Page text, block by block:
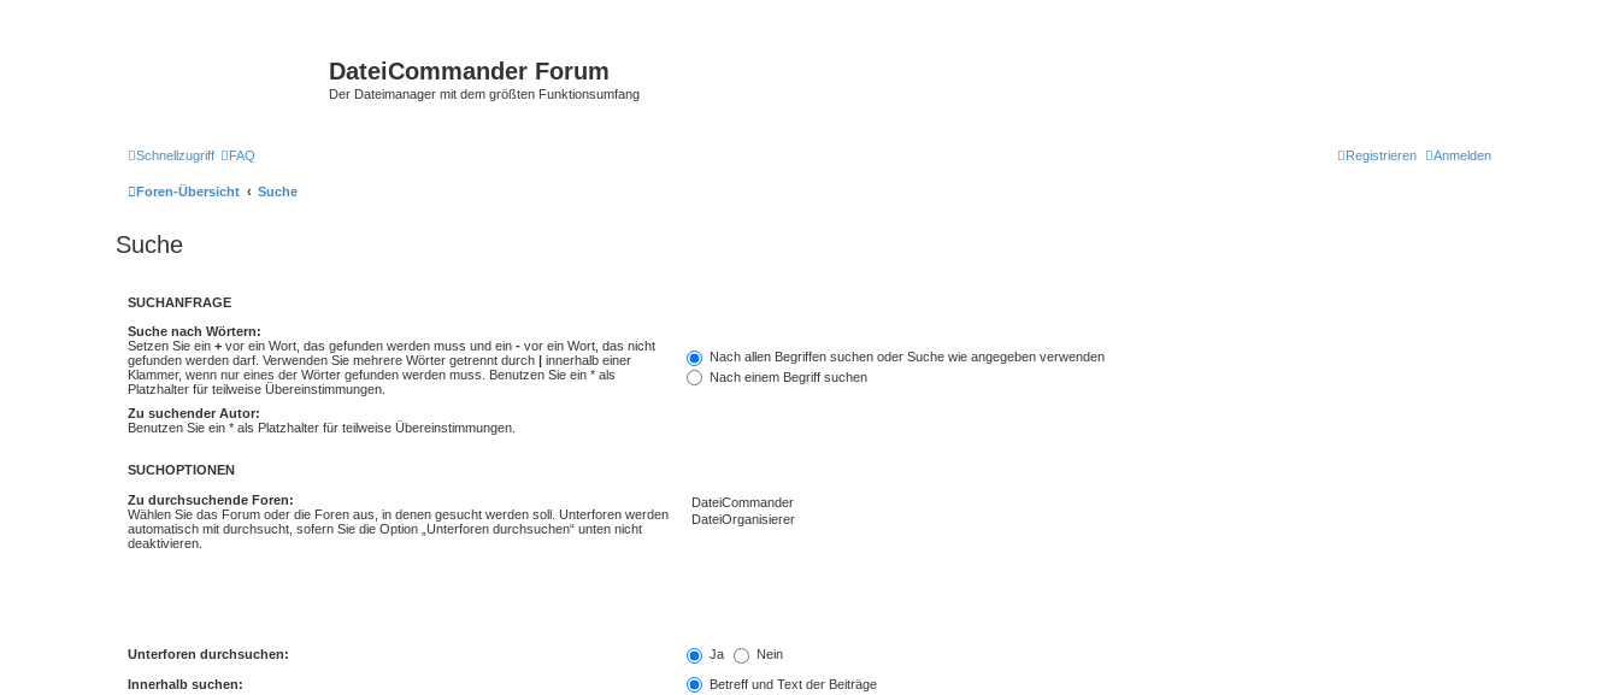
DateiCommander Forum
Der Dateimanager mit dem größten Funktionsumfang
Schnellzugriff FAQ Anmelden
Registrieren
Foren-Übersicht Suche
Suche
SUCHANFRAGE
Suche nach Wörtern:
Setzen Sie ein + vor ein Wort, das gefunden werden muss und ein - vor ein Wort, das nicht
gefunden werden darf. Verwenden Sie mehrere Wörter getrennt durch | innerhalb einer
Klammer, wenn nur eines der Wörter gefunden werden muss. Benutzen Sie ein * als
Platzhalter für teilweise Übereinstimmungen.
Nach allen Begriffen suchen oder Suche wie angegeben verwenden
Nach einem Begriff suchen
Zu suchender Autor:
Benutzen Sie ein * als Platzhalter für teilweise Übereinstimmungen.
SUCHOPTIONEN
Zu durchsuchende Foren:
Wählen Sie das Forum oder die Foren aus, in denen gesucht werden soll. Unterforen werden
automatisch mit durchsucht, sofern Sie die Option „Unterforen durchsuchen“ unten nicht
deaktivieren.
Unterforen durchsuchen: Ja Nein
Innerhalb suchen:
Betreff und Text der Beiträge